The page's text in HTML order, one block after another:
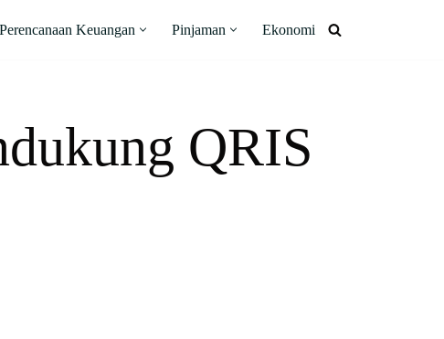
Perencanaan Keuangan Pinjaman Ekonomi
QRIS